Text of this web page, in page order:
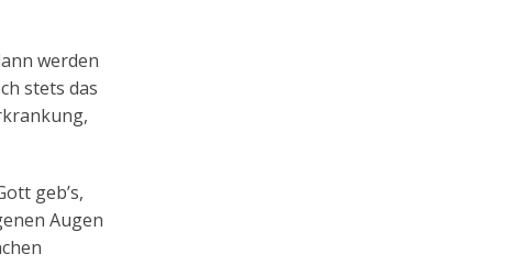
werden
stets das
geb’s,
Augen